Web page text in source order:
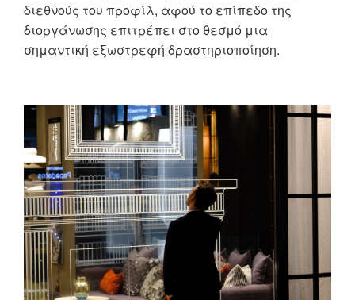
διεθνούς του προφίλ, αφού το επίπεδο της
διοργάνωσης επιτρέπει στο θεσμό μια
σημαντική εξωστρεφή δραστηριοποίηση.